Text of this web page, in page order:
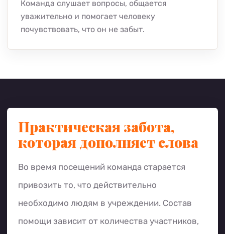
Команда слушает вопросы, общается
уважительно и помогает человеку
почувствовать, что он не забыт.
Практическая забота,
которая дополняет слова
Во время посещений команда старается
привозить то, что действительно
необходимо людям в учреждении. Состав
помощи зависит от количества участников,